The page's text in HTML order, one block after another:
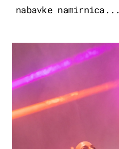
nabavke namirnica...
KULTURA & ZABAVA